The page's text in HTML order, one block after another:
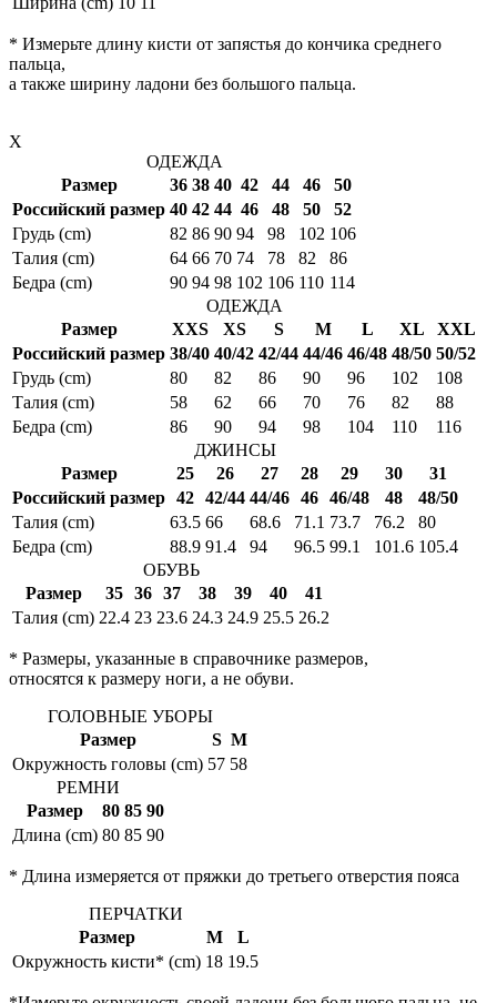
* Измерьте длину кисти от запястья до кончика среднего
пальца,
а также ширину ладони без большого пальца.
X
ОДЕЖДА
Размер
36 38 40 42 44 46
50
Российский размер 40 42 44 46 48 50
52
Грудь (cm)
82 86 90 94 98 102 106
Талия (cm)
64 66 70 74 78 82
86
Бедра (cm)
90 94 98 102 106 110 114
ОДЕЖДА
Размер
XXS XS S M L XL
XXL
Российский размер 38/40 40/42 42/44 44/46 46/48 48/50 50/52
Грудь (cm)
80 82 86 90 96 102
108
Талия (cm)
58 62 66 70 76 82
88
Бедра (cm)
86 90 94 98 104 110
116
ДЖИНСЫ
Размер
25 26 27 28 29 30
31
Российский размер 42 42/44 44/46 46 46/48 48
48/50
Талия (cm)
63.5 66 68.6 71.1 73.7 76.2
80
Бедра (cm)
88.9 91.4 94 96.5 99.1 101.6 105.4
ОБУВЬ
Размер
35 36 37 38 39 40
41
Талия (cm) 22.4 23 23.6 24.3 24.9 25.5 26.2
* Размеры, указанные в справочнике размеров,
относятся к размеру ноги, а не обуви.
ГОЛОВНЫЕ УБОРЫ
Размер
S M
Окружность головы (cm) 57 58
РЕМНИ
Размер
80 85 90
Длина (cm) 80 85 90
* Длина измеряется от пряжки до третьего отверстия пояса
ПЕРЧАТКИ
Размер
M
L
Окружность кисти* (cm) 18 19.5